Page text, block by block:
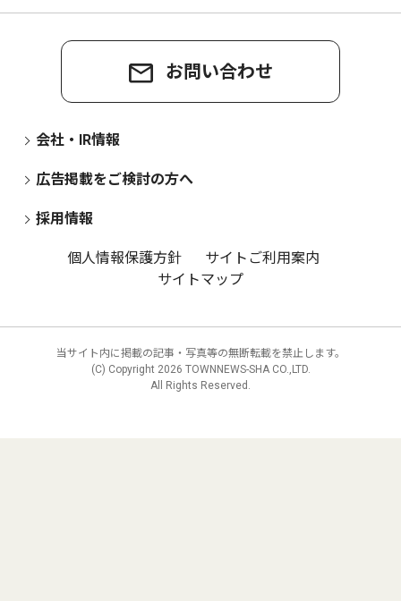
お問い合わせ
会社・IR情報
広告掲載をご検討の方へ
採用情報
個人情報保護方針
サイトご利用案内
サイトマップ
当サイト内に掲載の記事・写真等の無断転載を禁止します。
(C) Copyright 2026 TOWNNEWS-SHA CO.,LTD.
All Rights Reserved.